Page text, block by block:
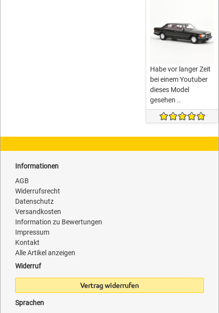
Habe vor langer Zeit
bei einem Youtuber
dieses Model
gesehen ..
Informationen
AGB
Widerrufsrecht
Datenschutz
Versandkosten
Information zu Bewertungen
Impressum
Kontakt
Alle Artikel anzeigen
Widerruf
Vertrag widerrufen
Sprachen